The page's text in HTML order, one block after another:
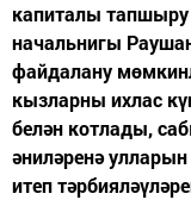
капиталы
начальнигы
файдалану
кызларны ихлас
белән котлады,
әниләренә
итеп